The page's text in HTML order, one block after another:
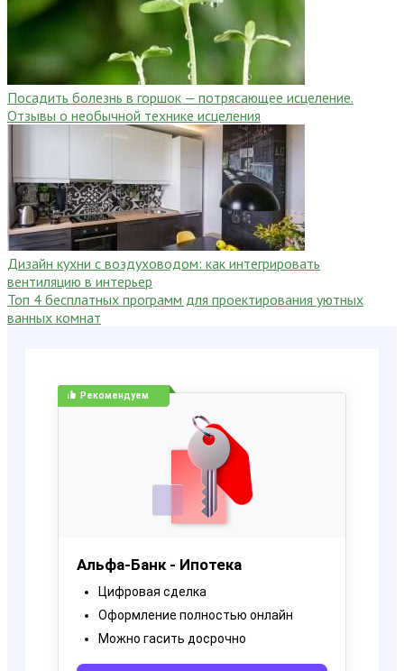
Посадить болезнь в горшок — потрясающее исцеление.
Отзывы о необычной технике исцеления
Дизайн кухни с воздуховодом: как интегрировать
вентиляцию в интерьер
Топ 4 бесплатных программ для проектирования уютных
ванных комнат